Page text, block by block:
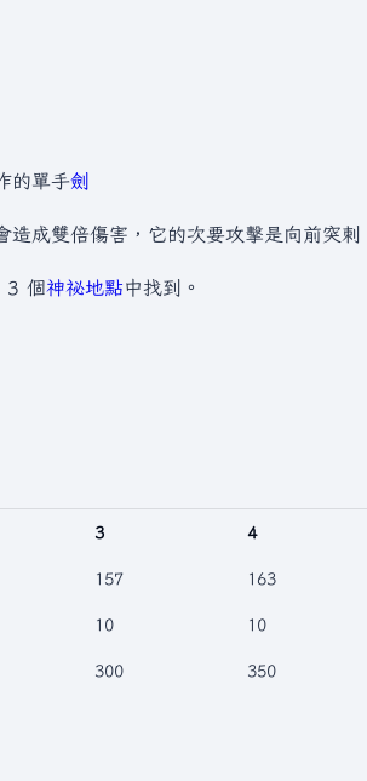
的單手劍
造成雙倍傷害，它的次要攻擊是向前突
3 個神祕地點中找到。
3 4
157 163
10 10
300 350